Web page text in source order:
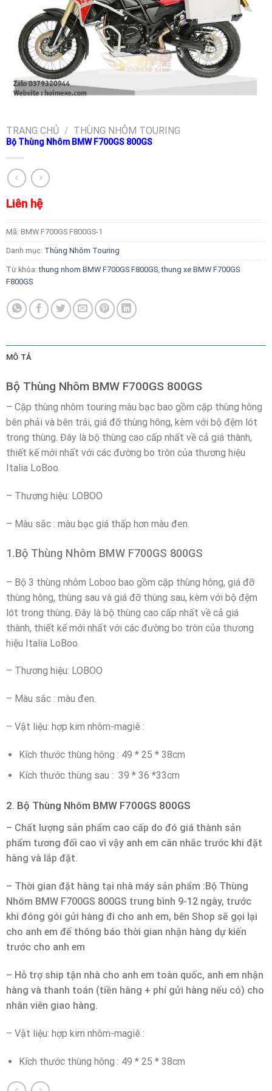
TRANG CHỦ / THÙNG NHÔM TOURING
Bộ Thùng Nhôm BMW F700GS 800GS
Liên hệ
Mã: BMW F700GS F800GS-1
Danh mục: Thùng Nhôm Touring
Từ khóa:thung nhom BMW F700GS F800GS,thung xe BMW F700GS
F800GS
MÔ TẢ
Bộ Thùng Nhôm BMW F700GS 800GS
– Cặp thùng nhôm touring màu bạc bao gồm cặp thùng hông
bên phải và bên trái, giá đỡ thùng hông, kèm với bộ đệm lót
trong thùng. Đây là bộ thùng cao cấp nhất về cả giá thành,
thiết kế mới nhất với các đường bo tròn của thương hiệu
Italia LoBoo.
– Thương hiệu: LOBOO
– Màu sắc : màu bạc giá thấp hơn màu đen.
1.Bộ Thùng Nhôm BMW F700GS 800GS
– Bộ 3 thùng nhôm Loboo bao gồm cặp thùng hông, giá đỡ
thùng hông, thùng sau và giá đỡ thùng sau, kèm với bộ đệm
lót trong thùng. Đây là bộ thùng cao cấp nhất về cả giá
thành, thiết kế mới nhất với các đường bo tròn của thương
hiệu Italia LoBoo.
– Thương hiệu: LOBOO
– Màu sắc : màu đen.
– Vật liệu: hợp kim nhôm-magiê :
Kích thước thùng hông : 49 * 25 * 38cm
Kích thước thùng sau : 39 * 36 *33cm
2. Bộ Thùng Nhôm BMW F700GS 800GS
– Chất lượng sản phẩm cao cấp do đó giá thành sản
phẩm tương đối cao vì vậy anh em cân nhắc trước khi đặt
hàng và lắp đặt.
– Thời gian đặt hàng tại nhà máy sản phẩm :Bộ Thùng
Nhôm BMW F700GS 800GS trung bình 9-12 ngày, trước
khi đóng gói gửi hàng đi cho anh em, bên Shop sẽ gọi lại
cho anh em để thông báo thời gian nhận hàng dự kiến
trước cho anh em
– Hỗ trợ ship tận nhà cho anh em toàn quốc, anh em nhận
hàng và thanh toán (tiền hàng + phí gửi hàng nếu có) cho
nhân viên giao hàng.
– Vật liệu: hợp kim nhôm-magiê :
Kích thước thùng hông : 49 * 25 * 38cm